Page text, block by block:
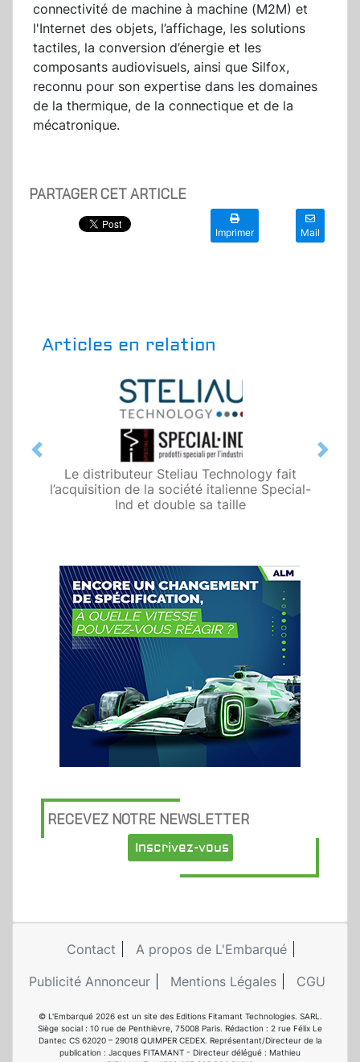
connectivité de machine à machine (M2M) et
l'Internet des objets, l’affichage, les solutions
tactiles, la conversion d’énergie et les
composants audiovisuels, ainsi que Silfox,
reconnu pour son expertise dans les domaines
de la thermique, de la connectique et de la
mécatronique.
PARTAGER CET ARTICLE
Imprimer Mail
Articles en relation
Le distributeur Steliau Technology fait
l’acquisition de la société italienne Special-
Ind et double sa taille
Previous Next
RECEVEZ NOTRE NEWSLETTER
Inscrivez-vous
Contact
A propos de L'Embarqué
Publicité Annonceur
Mentions Légales CGU
© L'Embarqué 2026 est un site des Editions Fitamant Technologies. SARL.
Siège social : 10 rue de Penthièvre, 75008 Paris. Rédaction : 2 rue Félix Le
Dantec CS 62020 – 29018 QUIMPER CEDEX. Représentant/Directeur de la
publication : Jacques FITAMANT - Directeur délégué : Mathieu